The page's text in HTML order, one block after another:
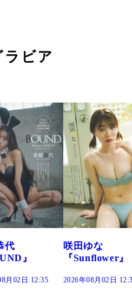
ラビア
な
』
月02日 12:30
藤水咲桜『花
だまり』
2026年08月02日